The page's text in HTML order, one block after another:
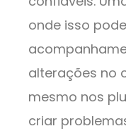
onde isso
alterações no
mesmo nos
criar